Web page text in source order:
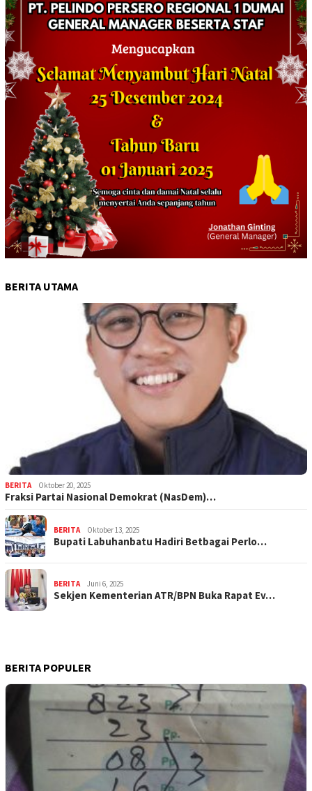
BERITA UTAMA
BERITA Oktober 20, 2025
Fraksi Partai Nasional Demokrat (NasDem)…
BERITA Oktober 13, 2025
Bupati Labuhanbatu Hadiri Betbagai Perlo…
BERITA Juni 6, 2025
Sekjen Kementerian ATR/BPN Buka Rapat Ev…
BERITA POPULER